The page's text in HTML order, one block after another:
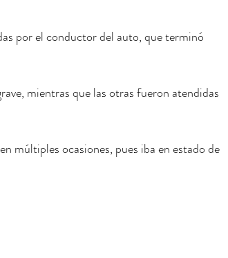
por el conductor del auto, que terminó
mientras que las otras fueron atendidas
múltiples ocasiones, pues iba en estado de